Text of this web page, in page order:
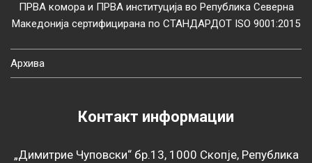
ПРВА комора и ПРВА институција во Република Северна
Македонија сертифицирана по СТАНДАРДОТ ISO 9001:2015
Архива
Контакт информации
„Димитрие Чуповски“ бр.13, 1000 Скопје, Република